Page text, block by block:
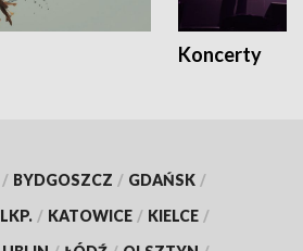
Koncerty
/ BYDGOSZCZ / GDAŃSK /
/ KATOWICE / KIELCE /